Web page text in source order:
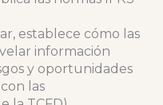
establece cómo las
información
y oportunidades
las